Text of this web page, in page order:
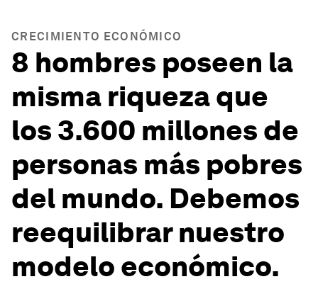
CRECIMIENTO ECONÓMICO
8 hombres poseen la
misma riqueza que
los 3.600 millones de
personas más pobres
del mundo. Debemos
reequilibrar nuestro
modelo económico.